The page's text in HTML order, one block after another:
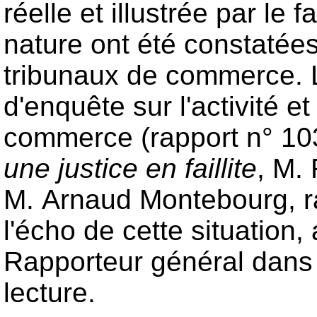
réelle et illustrée par le
nature ont été
tribunaux de commerce.
d'enquête sur l'activité
commerce (rapport n°
une justice en faillite, M.
M. Arnaud Montebourg,
l'écho de cette
Rapporteur général
lecture.